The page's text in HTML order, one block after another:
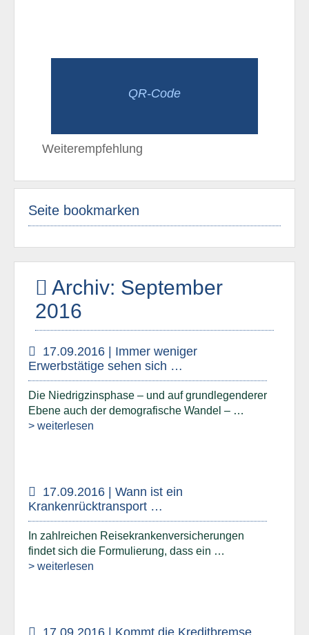
QR-Code
Weiterempfehlung
Seite bookmarken
Archiv: September
2016
17.09.2016 | Immer weniger
Erwerbstätige sehen sich …
Die Niedrigzinsphase – und auf grundlegenderer
Ebene auch der demografische Wandel – …
> weiterlesen
17.09.2016 | Wann ist ein
Krankenrücktransport …
In zahlreichen Reisekrankenversicherungen
findet sich die Formulierung, dass ein …
> weiterlesen
17.09.2016 | Kommt die Kreditbremse